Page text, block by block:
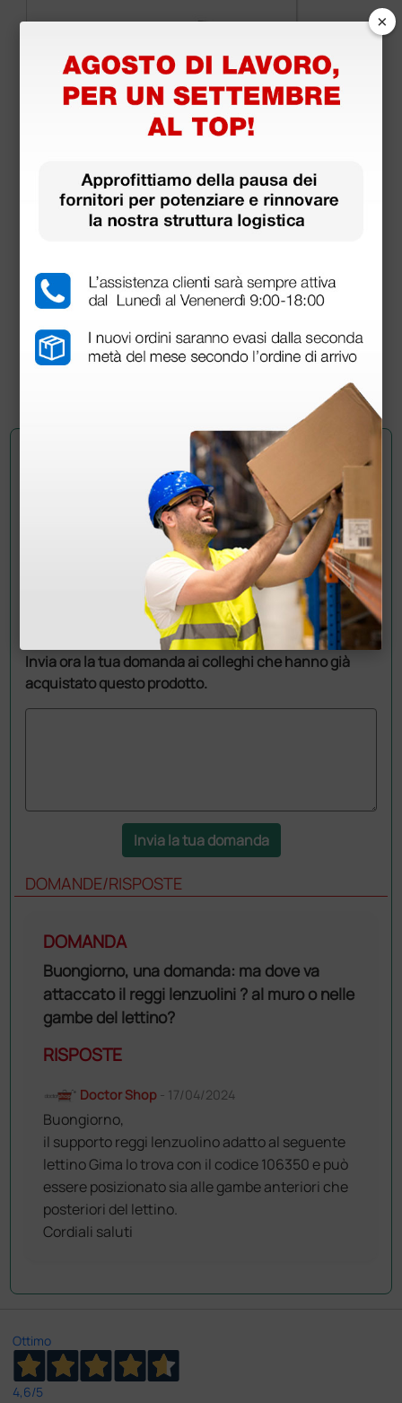
Lettino visita medica tradizionale
550,00 €
(Prezzo i.e.)
Chiedi a un collega
Hai ancora qualche dubbio? Vuoi ulteriori
Invia ora la tua domanda ai colleghi che hanno già
acquistato questo prodotto.
Invia la tua domanda
DOMANDE/RISPOSTE
DOMANDA
Buongiorno, una domanda: ma dove va
attaccato il reggi lenzuolini ? al muro o nelle
gambe del lettino?
RISPOSTE
Doctor Shop- 17/04/2024
Buongiorno,
il supporto reggi lenzuolino adatto al seguente
lettino Gima lo trova con il codice 106350 e può
essere posizionato sia alle gambe anteriori che
posteriori del lettino.
Cordiali saluti
Ottimo
4,6/5
×